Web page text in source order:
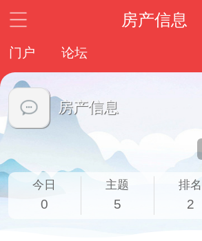
房产信息
门户 论坛
房产信息
今日
0
主题
5
排名
2